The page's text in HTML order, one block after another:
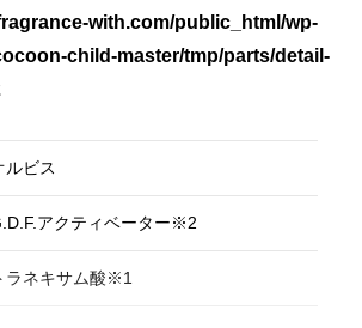
with.com/public_html/wp-
child-master/tmp/parts/detail-
ルビス
アクティベーター※2
ラネキサム酸※1